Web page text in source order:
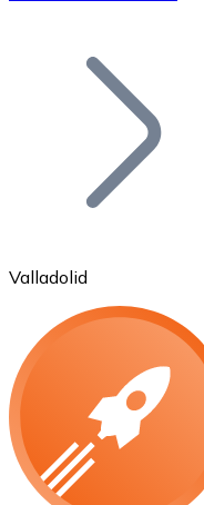
Bitcoin
Ethereum
Valladolid